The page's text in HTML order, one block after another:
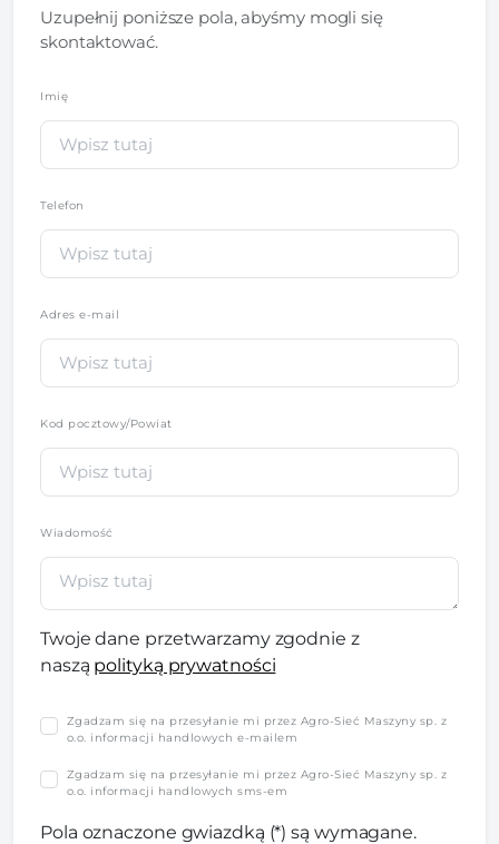
Uzupełnij poniższe pola, abyśmy mogli się
skontaktować.
Imię
Telefon
Adres e-mail
Kod pocztowy/Powiat
Wiadomość
Twoje dane przetwarzamy zgodnie z
naszą polityką prywatności
Zgadzam się na przesyłanie mi przez Agro-Sieć Maszyny sp. z
o.o. informacji handlowych e-mailem
Zgadzam się na przesyłanie mi przez Agro-Sieć Maszyny sp. z
o.o. informacji handlowych sms-em
Pola oznaczone gwiazdką (*) są wymagane.